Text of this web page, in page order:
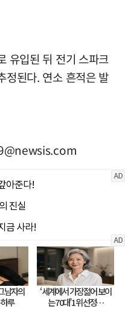
유입된 뒤 전기 스파크
정된다. 연소 흔적은 발